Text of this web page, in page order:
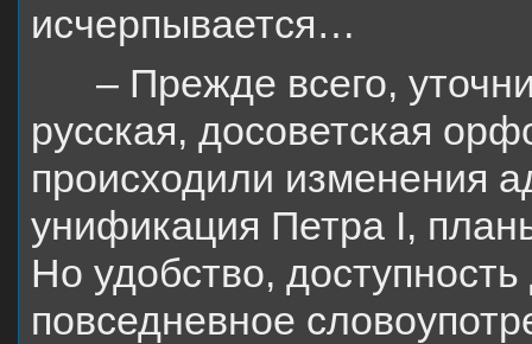
исчерпывается…
– Прежде всего,
русская, досоветская
происходили изменения
унификация Петра I,
Но удобство,
повседневное